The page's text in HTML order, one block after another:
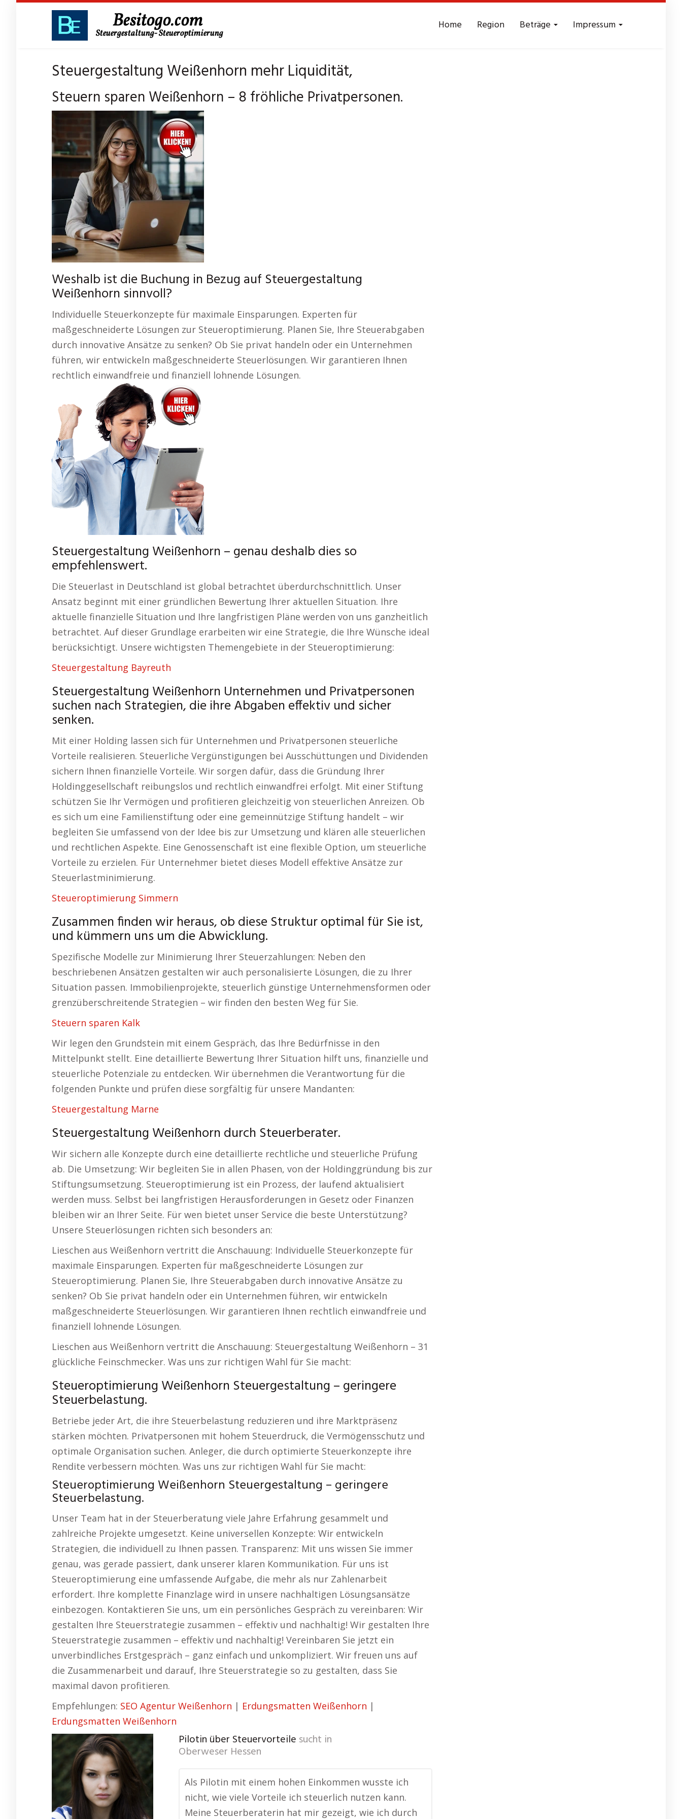
Home Region Beträge Impressum
Steuergestaltung Weißenhorn mehr Liquidität,
Steuern sparen Weißenhorn – 8 fröhliche Privatpersonen.
Weshalb ist die Buchung in Bezug auf Steuergestaltung
Weißenhorn sinnvoll?
Individuelle Steuerkonzepte für maximale Einsparungen. Experten für
maßgeschneiderte Lösungen zur Steueroptimierung. Planen Sie, Ihre Steuerabgaben
durch innovative Ansätze zu senken? Ob Sie privat handeln oder ein Unternehmen
führen, wir entwickeln maßgeschneiderte Steuerlösungen. Wir garantieren Ihnen
rechtlich einwandfreie und finanziell lohnende Lösungen.
Steuergestaltung Weißenhorn – genau deshalb dies so
empfehlenswert.
Die Steuerlast in Deutschland ist global betrachtet überdurchschnittlich. Unser
Ansatz beginnt mit einer gründlichen Bewertung Ihrer aktuellen Situation. Ihre
aktuelle finanzielle Situation und Ihre langfristigen Pläne werden von uns ganzheitlich
betrachtet. Auf dieser Grundlage erarbeiten wir eine Strategie, die Ihre Wünsche ideal
berücksichtigt. Unsere wichtigsten Themengebiete in der Steueroptimierung:
Steuergestaltung Bayreuth
Steuergestaltung Weißenhorn Unternehmen und Privatpersonen
suchen nach Strategien, die ihre Abgaben effektiv und sicher
senken.
Mit einer Holding lassen sich für Unternehmen und Privatpersonen steuerliche
Vorteile realisieren. Steuerliche Vergünstigungen bei Ausschüttungen und Dividenden
sichern Ihnen finanzielle Vorteile. Wir sorgen dafür, dass die Gründung Ihrer
Holdinggesellschaft reibungslos und rechtlich einwandfrei erfolgt. Mit einer Stiftung
schützen Sie Ihr Vermögen und profitieren gleichzeitig von steuerlichen Anreizen. Ob
es sich um eine Familienstiftung oder eine gemeinnützige Stiftung handelt – wir
begleiten Sie umfassend von der Idee bis zur Umsetzung und klären alle steuerlichen
und rechtlichen Aspekte. Eine Genossenschaft ist eine flexible Option, um steuerliche
Vorteile zu erzielen. Für Unternehmer bietet dieses Modell effektive Ansätze zur
Steuerlastminimierung.
Steueroptimierung Simmern
Zusammen finden wir heraus, ob diese Struktur optimal für Sie ist,
und kümmern uns um die Abwicklung.
Spezifische Modelle zur Minimierung Ihrer Steuerzahlungen: Neben den
beschriebenen Ansätzen gestalten wir auch personalisierte Lösungen, die zu Ihrer
Situation passen. Immobilienprojekte, steuerlich günstige Unternehmensformen oder
grenzüberschreitende Strategien – wir finden den besten Weg für Sie.
Steuern sparen Kalk
Wir legen den Grundstein mit einem Gespräch, das Ihre Bedürfnisse in den
Mittelpunkt stellt. Eine detaillierte Bewertung Ihrer Situation hilft uns, finanzielle und
steuerliche Potenziale zu entdecken. Wir übernehmen die Verantwortung für die
folgenden Punkte und prüfen diese sorgfältig für unsere Mandanten:
Steuergestaltung Marne
Steuergestaltung Weißenhorn durch Steuerberater.
Wir sichern alle Konzepte durch eine detaillierte rechtliche und steuerliche Prüfung
ab. Die Umsetzung: Wir begleiten Sie in allen Phasen, von der Holdinggründung bis zur
Stiftungsumsetzung. Steueroptimierung ist ein Prozess, der laufend aktualisiert
werden muss. Selbst bei langfristigen Herausforderungen in Gesetz oder Finanzen
bleiben wir an Ihrer Seite. Für wen bietet unser Service die beste Unterstützung?
Unsere Steuerlösungen richten sich besonders an:
Lieschen aus Weißenhorn vertritt die Anschauung: Individuelle Steuerkonzepte für
maximale Einsparungen. Experten für maßgeschneiderte Lösungen zur
Steueroptimierung. Planen Sie, Ihre Steuerabgaben durch innovative Ansätze zu
senken? Ob Sie privat handeln oder ein Unternehmen führen, wir entwickeln
maßgeschneiderte Steuerlösungen. Wir garantieren Ihnen rechtlich einwandfreie und
finanziell lohnende Lösungen.
Lieschen aus Weißenhorn vertritt die Anschauung: Steuergestaltung Weißenhorn – 31
glückliche Feinschmecker. Was uns zur richtigen Wahl für Sie macht:
Steueroptimierung Weißenhorn Steuergestaltung – geringere
Steuerbelastung.
Betriebe jeder Art, die ihre Steuerbelastung reduzieren und ihre Marktpräsenz
stärken möchten. Privatpersonen mit hohem Steuerdruck, die Vermögensschutz und
optimale Organisation suchen. Anleger, die durch optimierte Steuerkonzepte ihre
Rendite verbessern möchten. Was uns zur richtigen Wahl für Sie macht:
Steueroptimierung Weißenhorn Steuergestaltung – geringere
Steuerbelastung.
Unser Team hat in der Steuerberatung viele Jahre Erfahrung gesammelt und
zahlreiche Projekte umgesetzt. Keine universellen Konzepte: Wir entwickeln
Strategien, die individuell zu Ihnen passen. Transparenz: Mit uns wissen Sie immer
genau, was gerade passiert, dank unserer klaren Kommunikation. Für uns ist
Steueroptimierung eine umfassende Aufgabe, die mehr als nur Zahlenarbeit
erfordert. Ihre komplette Finanzlage wird in unsere nachhaltigen Lösungsansätze
einbezogen. Kontaktieren Sie uns, um ein persönliches Gespräch zu vereinbaren: Wir
gestalten Ihre Steuerstrategie zusammen – effektiv und nachhaltig! Wir gestalten Ihre
Steuerstrategie zusammen – effektiv und nachhaltig! Vereinbaren Sie jetzt ein
unverbindliches Erstgespräch – ganz einfach und unkompliziert. Wir freuen uns auf
die Zusammenarbeit und darauf, Ihre Steuerstrategie so zu gestalten, dass Sie
maximal davon profitieren.
Empfehlungen: SEO Agentur Weißenhorn | Erdungsmatten Weißenhorn |
Erdungsmatten Weißenhorn
Pilotin über Steuervorteile sucht in
Oberweser Hessen
Als Pilotin mit einem hohen Einkommen wusste ich
nicht, wie viele Vorteile ich steuerlich nutzen kann.
Meine Steuerberaterin hat mir gezeigt, wie ich durch